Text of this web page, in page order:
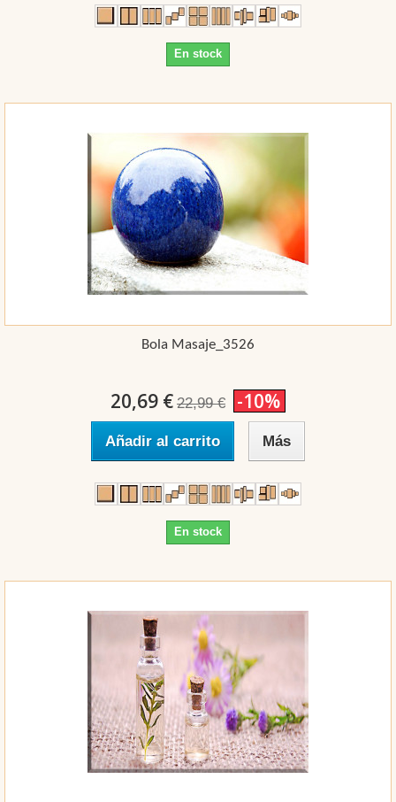
En stock
Bola Masaje_3526
20,69 € 22,99 € -10%
Añadir al carrito Más
En stock